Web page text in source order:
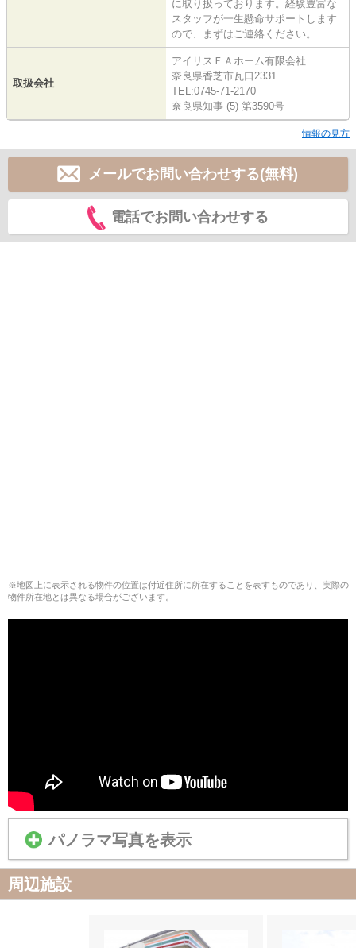
に取り扱っております。経験豊富な
スタッフが一生懸命サポートします
ので、まずはご連絡ください。
取扱会社
アイリスＦＡホーム有限会社
奈良県香芝市瓦口2331
TEL:0745-71-2170
奈良県知事 (5) 第3590号
情報の見方
メールでお問い合わせする(無料)
電話でお問い合わせする
※地図上に表示される物件の位置は付近住所に所在することを表すものであり、実際の
物件所在地とは異なる場合がございます。
パノラマ写真を表示
周辺施設